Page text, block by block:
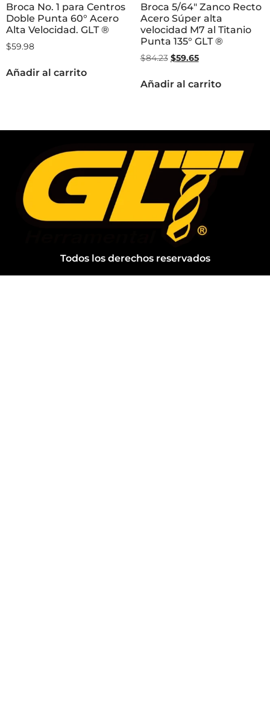
Broca No. 1 para Centros
Doble Punta 60° Acero
Alta Velocidad. GLT ®
$59.98
Añadir al carrito
Broca 5/64″ Zanco Recto
Acero Súper alta
velocidad M7 al Titanio
Punta 135° GLT ®
$84.23 $59.65
Añadir al carrito
Todos los derechos reservados